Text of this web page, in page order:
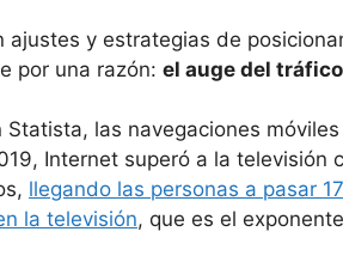
tir
ajustes y estrategias de
por una razón: el auge del
Statista, las navegaciones
Internet superó a la televisión
llegando las personas a pasar
la televisión, que es el